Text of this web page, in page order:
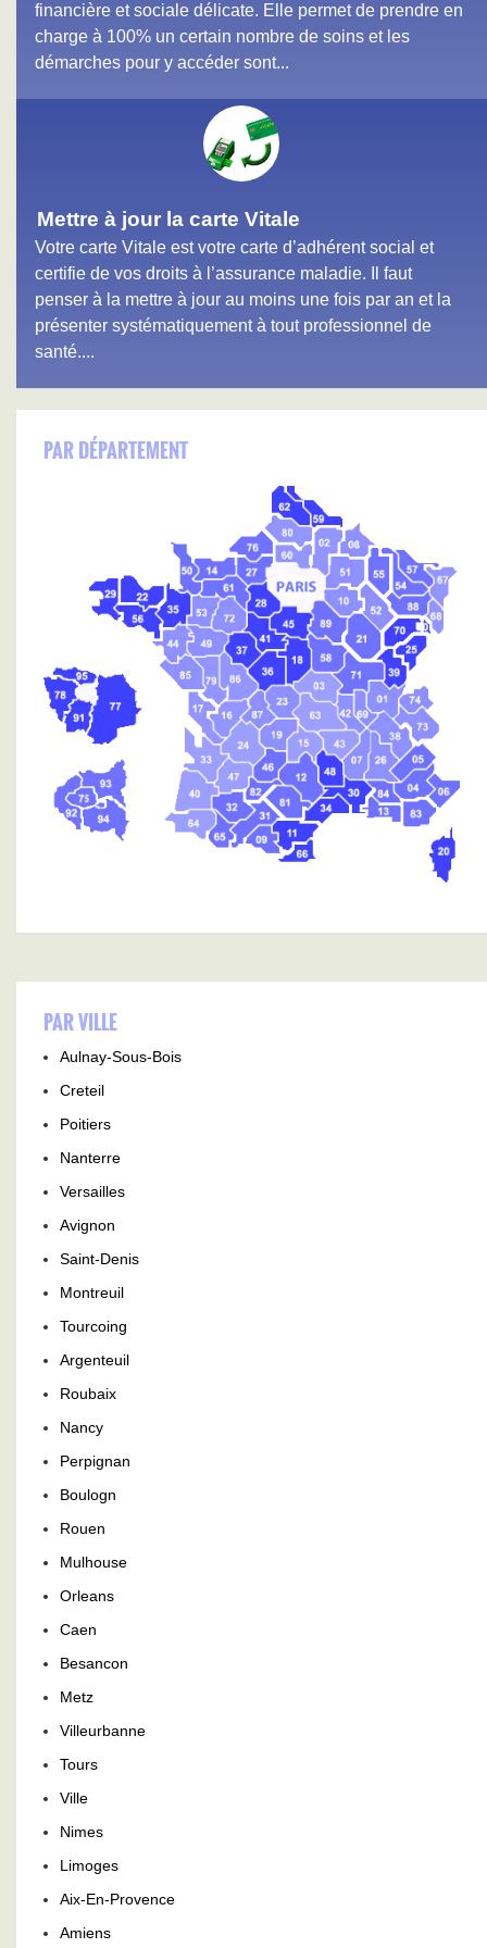
financière et sociale délicate. Elle permet de prendre en
charge à 100% un certain nombre de soins et les
démarches pour y accéder sont...
Mettre à jour la carte Vitale
Votre carte Vitale est votre carte d’adhérent social et
certifie de vos droits à l’assurance maladie. Il faut
penser à la mettre à jour au moins une fois par an et la
présenter systématiquement à tout professionnel de
santé....
PAR DÉPARTEMENT
PAR VILLE
Aulnay-Sous-Bois
Creteil
Poitiers
Nanterre
Versailles
Avignon
Saint-Denis
Montreuil
Tourcoing
Argenteuil
Roubaix
Nancy
Perpignan
Boulogn
Rouen
Mulhouse
Orleans
Caen
Besancon
Metz
Villeurbanne
Tours
Ville
Nimes
Limoges
Aix-En-Provence
Amiens